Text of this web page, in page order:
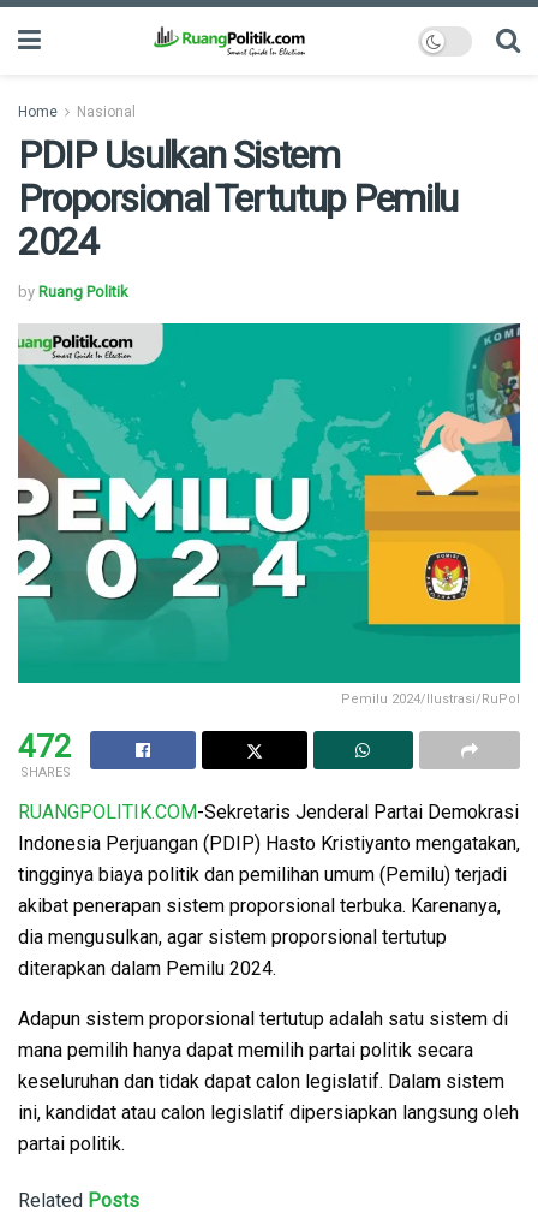
Home Nasional
PDIP Usulkan Sistem
Proporsional Tertutup Pemilu
2024
by Ruang Politik
Pemilu 2024/Ilustrasi/RuPol
472
SHARES
RUANGPOLITIK.COM-Sekretaris Jenderal Partai Demokrasi
Indonesia Perjuangan (PDIP) Hasto Kristiyanto mengatakan,
tingginya biaya politik dan pemilihan umum (Pemilu) terjadi
akibat penerapan sistem proporsional terbuka. Karenanya,
dia mengusulkan, agar sistem proporsional tertutup
diterapkan dalam Pemilu 2024.
Adapun sistem proporsional tertutup adalah satu sistem di
mana pemilih hanya dapat memilih partai politik secara
keseluruhan dan tidak dapat calon legislatif. Dalam sistem
ini, kandidat atau calon legislatif dipersiapkan langsung oleh
partai politik.
Related Posts